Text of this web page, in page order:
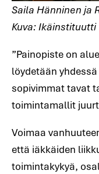
Saila Hänninen ja
Kuva: Ikäinstituutti
”Painopiste on
löydetään
sopivimmat tavat
toimintamallit
Voimaa
että iäkkäiden
toimintakykyä,